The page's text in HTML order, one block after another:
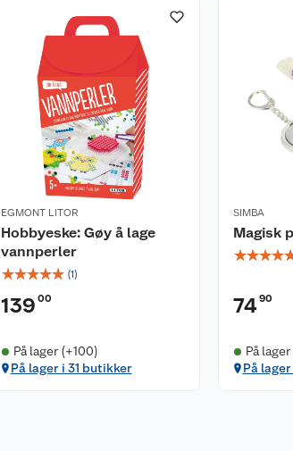
EGMONT LITOR
Hobbyeske: Gøy å lage
vannperler
☆☆☆☆☆ (1)
139 00
På lager (+100)
På lager i 31 butikker
SIMBA
Magisk
☆☆☆☆
7490
På
På